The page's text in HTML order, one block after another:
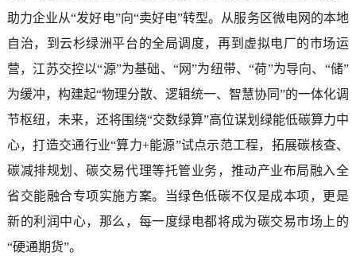
助力企业从“发好电”向“卖好电”转型。从服务区微电网的本地
自治，到云杉绿洲平台的全局调度，再到虚拟电厂的市场运
营，江苏交控以“源”为基础、“网”为纽带、“荷”为导向、“储”
为缓冲，构建起“物理分散、逻辑统一、智慧协同”的一体化调
节枢纽，未来，还将围绕“交数绿算”高位谋划绿能低碳算力中
心，打造交通行业“算力+能源”试点示范工程，拓展碳核查、
碳减排规划、碳交易代理等托管业务，推动产业布局融入全
省交能融合专项实施方案。当绿色低碳不仅是成本项，更是
新的利润中心，那么，每一度绿电都将成为碳交易市场上的
“硬通期货”。